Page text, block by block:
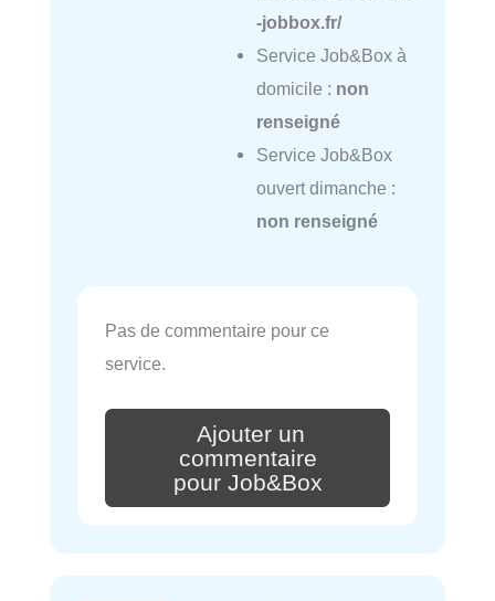
-jobbox.fr/
Service Job&Box à
domicile : non
renseigné
Service Job&Box
ouvert dimanche :
non renseigné
Pas de commentaire pour ce
service.
Ajouter un
commentaire
pour Job&Box